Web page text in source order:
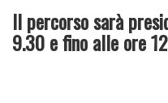
Il percorso sarà
9.30 e fino alle ore